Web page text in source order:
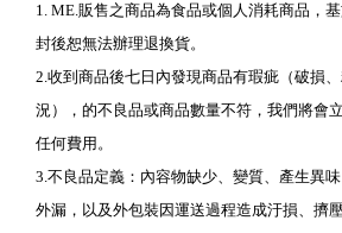
1. ME.販售之商品為食品或個人消耗商品，
封後恕無法辦理退換貨。
2.收到商品後七日內發現商品有瑕疵（破損
況），的不良品或商品數量不符，我們將會
任何費用。
3.不良品定義：內容物缺少、變質、產生異
外漏，以及外包裝因運送過程造成汙損、擠壓